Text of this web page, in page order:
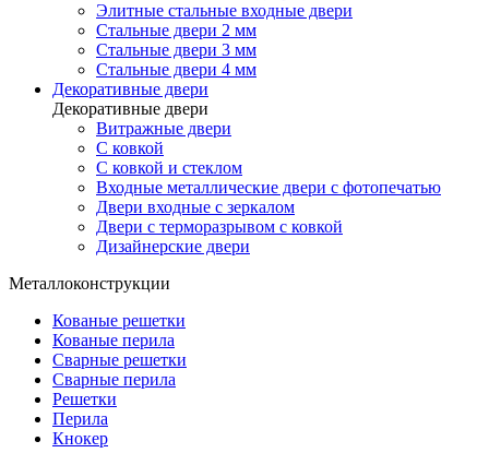
Элитные стальные входные двери
Стальные двери 2 мм
Стальные двери 3 мм
Стальные двери 4 мм
Декоративные двери
Декоративные двери
Витражные двери
С ковкой
С ковкой и стеклом
Входные металлические двери с фотопечатью
Двери входные с зеркалом
Двери с терморазрывом с ковкой
Дизайнерские двери
Металлоконструкции
Кованые решетки
Кованые перила
Сварные решетки
Сварные перила
Решетки
Перила
Кнокер